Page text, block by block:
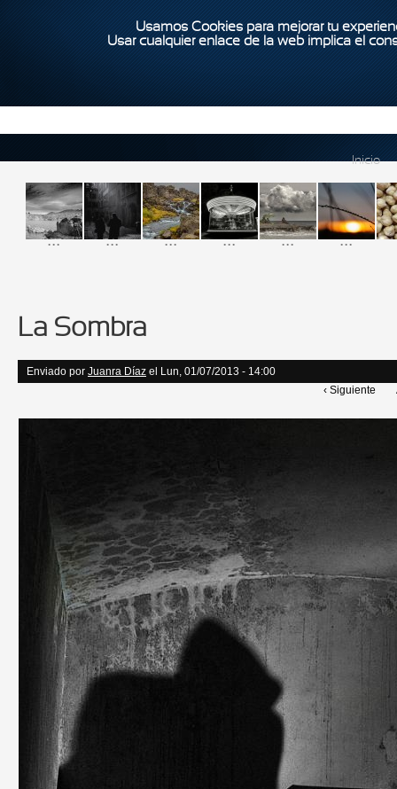
Usamos Cookies para mejorar tu
Usar cualquier enlace de la web implica el
Inicio
... ... ... ... ... ...
La Sombra
Enviado por Juanra Díaz el Lun, 01/07/2013 - 14:00
‹ Siguiente